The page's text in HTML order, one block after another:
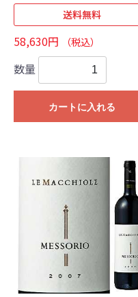
送料無料
58,630円 （税込）
数量
カートに入れる